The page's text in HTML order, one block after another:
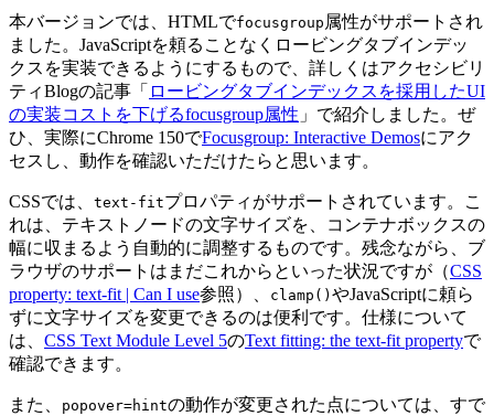
本バージョンでは、HTMLでfocusgroup 属性がサポートされ
ました。JavaScriptを頼ることなくロービングタブインデッ
クスを実装できるようにするもので、詳しくはアクセシビリ
ティBlogの記事「 ロービングタブインデックスを採用したUI
の実装コストを下げるfocusgroup属性 」で紹介しました。ぜ
ひ、実際にChrome 150でFocusgroup: Interactive Demosにアク
セスし、動作を確認いただけたらと思います。
CSSでは、 text-fitプロパティがサポートされています。こ
れは、テキストノードの文字サイズを、コンテナボックスの
幅に収まるよう自動的に調整するものです。残念ながら、ブ
ラウザのサポートはまだこれからといった状況ですが（CSS
property: text-fit | Can I use参照）、 clamp() やJavaScriptに頼ら
ずに文字サイズを変更できるのは便利です。仕様について
は、 CSS Text Module Level 5のText fitting: the text-fit propertyで
確認できます。
また、 popover=hintの動作が変更された点については、すで